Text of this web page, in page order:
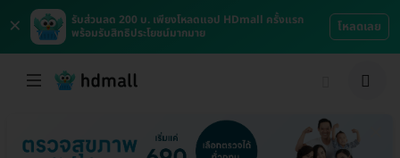
×
รับส่วนลด 200 บ. เพียงโหลดแอป HDmall ครั้งแรก
พร้อมรับสิทธิประโยชน์มากมาย
โหลดเลย